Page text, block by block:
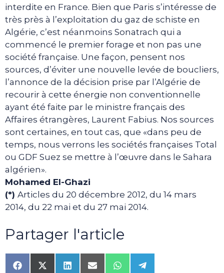
interdite en France. Bien que Paris s’intéresse de
très près à l’exploitation du gaz de schiste en
Algérie, c’est néanmoins Sonatrach qui a
commencé le premier forage et non pas une
société française. Une façon, pensent nos
sources, d’éviter une nouvelle levée de boucliers,
l’annonce de la décision prise par l’Algérie de
recourir à cette énergie non conventionnelle
ayant été faite par le ministre français des
Affaires étrangères, Laurent Fabius. Nos sources
sont certaines, en tout cas, que «dans peu de
temps, nous verrons les sociétés françaises Total
ou GDF Suez se mettre à l’œuvre dans le Sahara
algérien».
Mohamed El-Ghazi
(*) Articles du 20 décembre 2012, du 14 mars
2014, du 22 mai et du 27 mai 2014.
Partager l'article
ShareShareShareShareShareShare